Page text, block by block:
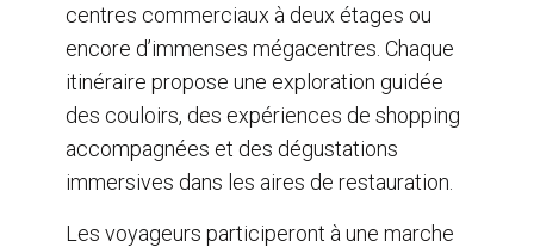
centres commerciaux à deux étages ou
encore d’immenses mégacentres. Chaque
itinéraire propose une exploration guidée
des couloirs, des expériences de shopping
accompagnées et des dégustations
immersives dans les aires de restauration.
Les voyageurs participeront à une marche